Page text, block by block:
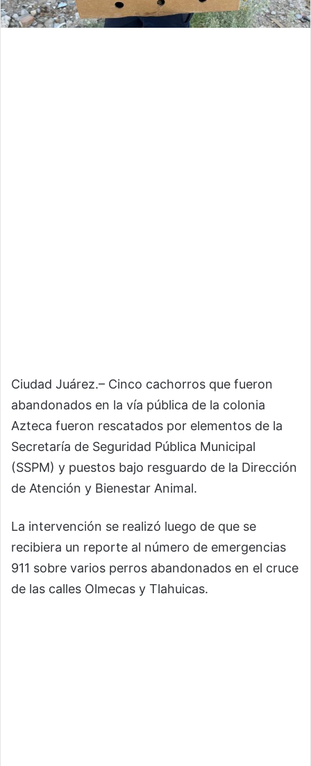
Ciudad Juárez.– Cinco cachorros que fueron
abandonados en la vía pública de la colonia
Azteca fueron rescatados por elementos de la
Secretaría de Seguridad Pública Municipal
(SSPM) y puestos bajo resguardo de la Dirección
de Atención y Bienestar Animal.
La intervención se realizó luego de que se
recibiera un reporte al número de emergencias
911 sobre varios perros abandonados en el cruce
de las calles Olmecas y Tlahuicas.